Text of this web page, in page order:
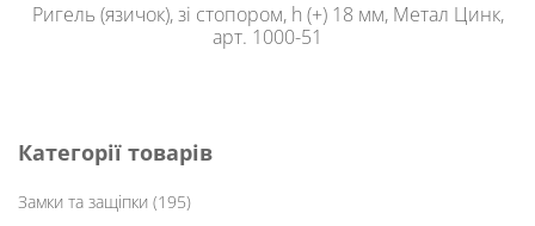
Ригель (язичок), зі стопором, h (+) 18 мм, Метал Цинк,
арт. 1000-51
Категорії товарів
Замки та защіпки (195)